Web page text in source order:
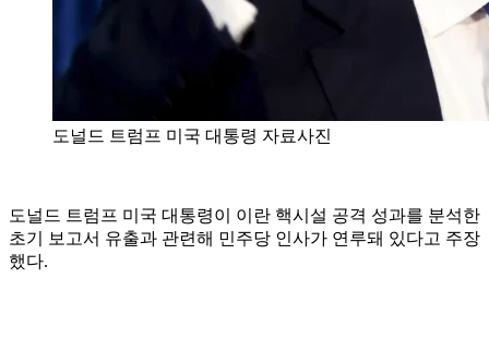
도널드 트럼프 미국 대통령 자료사진
도널드 트럼프 미국 대통령이 이란 핵시설 공격 성과를 분석한
초기 보고서 유출과 관련해 민주당 인사가 연루돼 있다고 주장
했다.